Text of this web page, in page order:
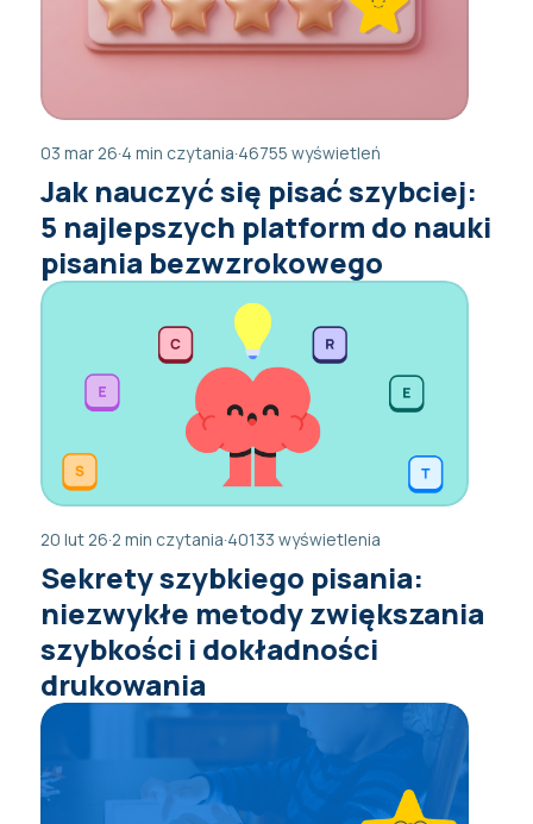
03 mar 26·4 min czytania·46755 wyświetleń
Jak nauczyć się pisać szybciej:
5 najlepszych platform do nauki
pisania bezwzrokowego
20 lut 26·2 min czytania·40133 wyświetlenia
Sekrety szybkiego pisania:
niezwykłe metody zwiększania
szybkości i dokładności
drukowania